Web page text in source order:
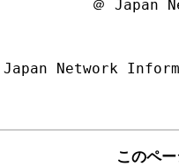
＠ Japan
Network
このペ